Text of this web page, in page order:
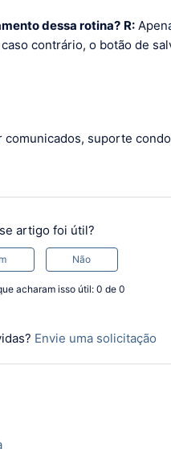
dessa rotina? R:
contrário, o botão de
suporte
artigo foi útil?
Não
acharam isso útil: 0 de 0
Envie uma solicitação